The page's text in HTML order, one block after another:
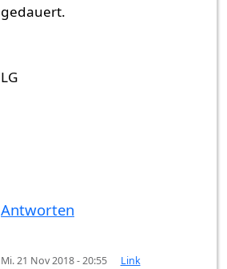
gedauert.
LG
Antworten
Mi. 21 Nov 2018 - 20:55 Link